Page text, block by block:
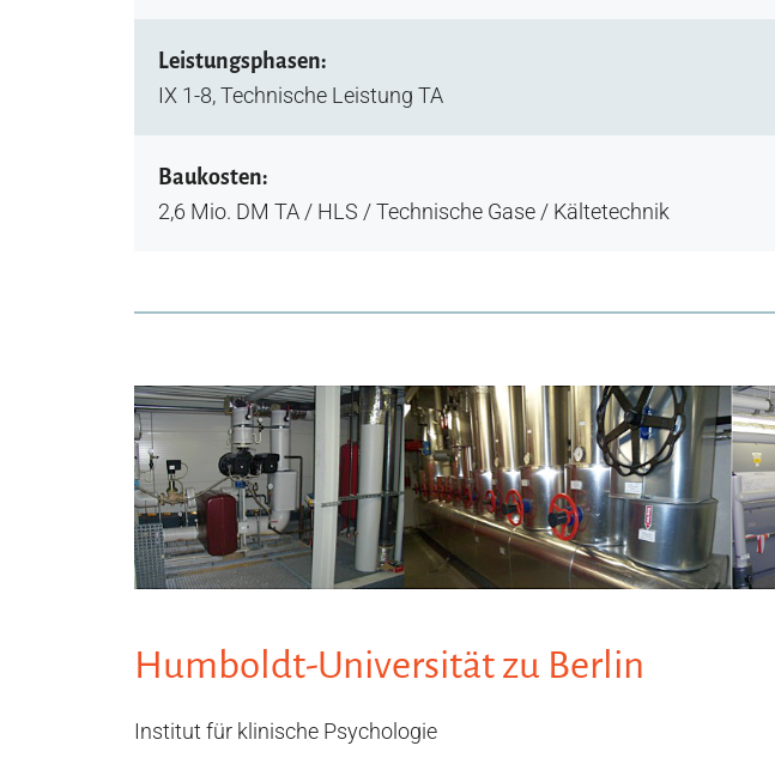
Leistungsphasen:
IX 1-8, Technische Leistung TA
Baukosten:
2,6 Mio. DM TA / HLS / Technische Gase / Kältetechnik
Humboldt-Universität zu Berlin
Institut für klinische Psychologie